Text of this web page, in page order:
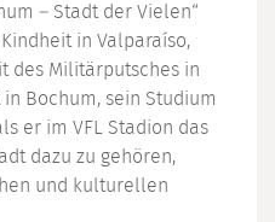
– Stadt der Vielen“
in Valparaíso,
des Militärputsches in
Bochum, sein Studium
er im VFL Stadion das
dazu zu gehören,
und kulturellen